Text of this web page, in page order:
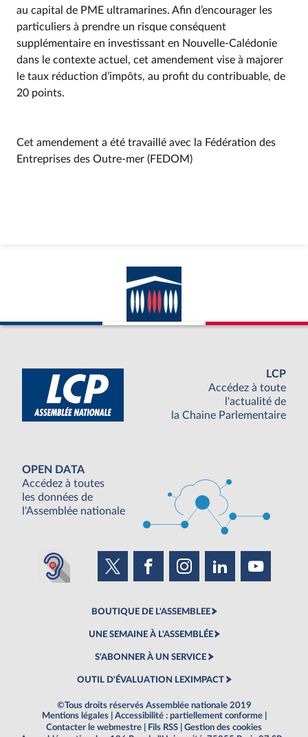
au capital de PME ultramarines. Afin d’encourager les
particuliers à prendre un risque conséquent
supplémentaire en investissant en Nouvelle-Calédonie
dans le contexte actuel, cet amendement vise à majorer
le taux réduction d’impôts, au profit du contribuable, de
20 points.
Cet amendement a été travaillé avec la Fédération des
Entreprises des Outre-mer (FEDOM)
LCP
Accédez à toute
l'actualité de
la Chaine Parlementaire
OPEN DATA
Accédez à toutes
les données de
l'Assemblée nationale
BOUTIQUE DE L'ASSEMBLEE
UNE SEMAINE À L'ASSEMBLÉE
S'ABONNER À UN SERVICE
OUTIL D'ÉVALUATION LEXIMPACT
©Tous droits réservés Assemblée nationale 2019
Mentions légales
Accessibilité : partiellement conforme
Contacter le webmestre
Fils RSS
Gestion des cookies